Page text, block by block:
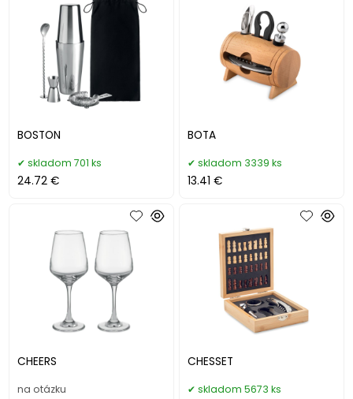
BOSTON
skladom 701 ks
24.72 €
BOTA
skladom 3339 ks
13.41 €
CHEERS
na otázku
CHESSET
skladom 5673 ks